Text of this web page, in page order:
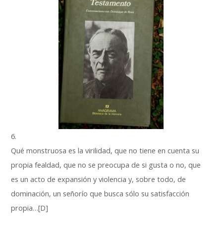
6.
Qué monstruosa es la virilidad, que no tiene en cuenta su
propia fealdad, que no se preocupa de si gusta o no, que
es un acto de expansión y violencia y, sobre todo, de
dominación, un señorío que busca sólo su satisfacción
propia…[D]